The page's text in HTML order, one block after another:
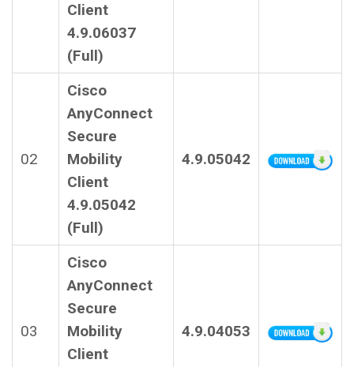
Client
4.9.06037
(Full)
02
Cisco
AnyConnect
Secure
Mobility
Client
4.9.05042
(Full)
4.9.05042
03
Cisco
AnyConnect
Secure
Mobility
Client
4.9.04053